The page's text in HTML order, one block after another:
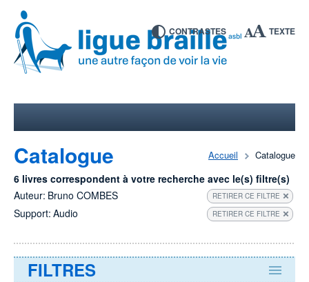
CONTRASTES TEXTE
Accueil Catalogue
Catalogue
6 livres correspondent à votre recherche avec le(s) filtre(s)
Auteur: Bruno COMBES RETIRER CE FILTRE
Support: Audio RETIRER CE FILTRE
FILTRES